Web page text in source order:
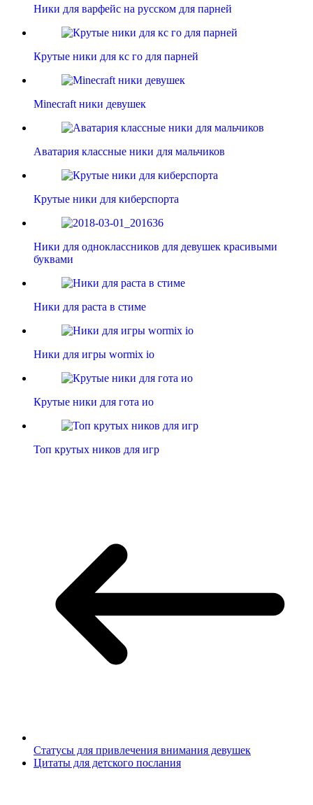
Ники для варфейс на русском для парней
Крутые ники для кс го для парней
Minecraft ники девушек
Аватария классные ники для мальчиков
Крутые ники для киберспорта
Ники для одноклассников для девушек красивыми
буквами
Ники для раста в стиме
Ники для игры wormix io
Крутые ники для гота ио
Топ крутых ников для игр
Статусы для привлечения внимания девушек
Цитаты для детского послания